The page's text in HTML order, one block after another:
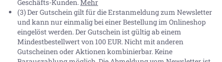
Geschäfts-Kunden.Mehr
(3) Der Gutschein gilt für die Erstanmeldung zum Newsletter
und kann nur einmalig bei einer Bestellung im Onlineshop
eingelöst werden. Der Gutschein ist gültig ab einem
Mindestbestellwert von 100 EUR. Nicht mit anderen
Gutscheinen oder Aktionen kombinierbar. Keine